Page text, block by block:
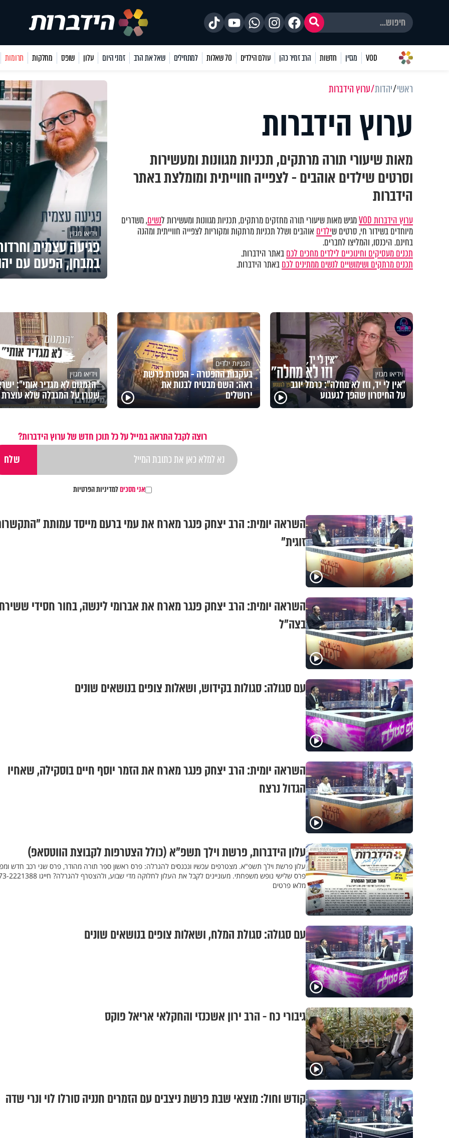
VOD מגזין חדשות הרב זמיר כהן עולם הילדים 70 שאלות למתחילים שאל את הרב זמני היום עלון שופס מחלקות תרומות
ראשי יהדות ערוץ הידברות
ערוץ הידברות
מאות שיעורי תורה מרתקים, תכניות מגוונות ומעשירות
וסרטים שילדים אוהבים - לצפייה חווייתית ומומלצת באתר
הידברות
ערוץ הידברות VOD מגיש מאות שיעורי תורה מחזקים מרתקים, תכניות מגוונות ומעשירות לנשים, משדרים
מיוחדים בשידור חי, סרטים שילדים אוהבים ושלל תכניות מרתקות ומקוריות לצפייה חווייתית ומהנה
בחינם. היכנסו, והמליצו לחברים.
תכנים מעסיקים וחינוכיים לילדים מחכים לכםבאתר הידברות.
תכנים מרתקים ושימושיים לנשים ממתינים לכםבאתר הידברות.
וידיאו מגזין
פגיעה עצמית
במבחן, הפעם עם
וידיאו מגזין
"אין לי יד, וזו לא מחלה": כרמל יוגב
על החיסרון שהפך לגעגוע
תכניות ילדים
בעקבות ההפטרה - הפטרת פרשת
ראה: השם מבטיח לבנות את
ירושלים
וידיאו מגזין
"הגמגום לא מגדיר אותי":
שטרן על המגבלה שלא עוצרת
רוצה לקבל התראה במייל על כל תוכן חדש של ערוץ הידברות?
אני מסכיםלמדיניות הפרטיות
השראה יומית: הרב יצחק פנגר מארח את עמי ברעם מייסד עמותת
זוגית"
השראה יומית: הרב יצחק פנגר מארח את אברומי לינשה, בחור חסידי
בצה"ל
עם סגולה: סגולות בקידוש, ושאלות צופים בנושאים שונים
השראה יומית: הרב יצחק פנגר מארח את הזמר יוסף חיים בוסקילה, שאחיו
הגדול נרצח
עלון הידברות, פרשת וילך תשפ"א (כולל הצטרפות לקבוצת הווטסאפ)
עלון פרשת וילך תשפ"א. מצטרפים עכשיו ונכנסים להגרלה: פרס ראשון ספר תורה מהודר, פרס שני רכב חדש
מלאו פרטים
עם סגולה: סגולת המלח, ושאלות צופים בנושאים שונים
גיבורי כח - הרב ירון אשכנזי והחקלאי אריאל פוקס
קודש וחול: מוצאי שבת פרשת ניצבים עם הזמרים חנניה סורלו לוי ונרי שדה